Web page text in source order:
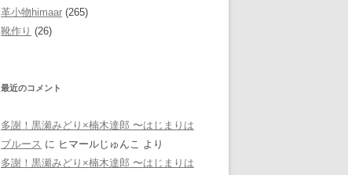
革小物himaar (265)
靴作り (26)
最近のコメント
多謝！黒瀬みどり×楠木達郎 〜はじまりは
ブルース に ヒマールじゅんこ より
多謝！黒瀬みどり×楠木達郎 〜はじまりは